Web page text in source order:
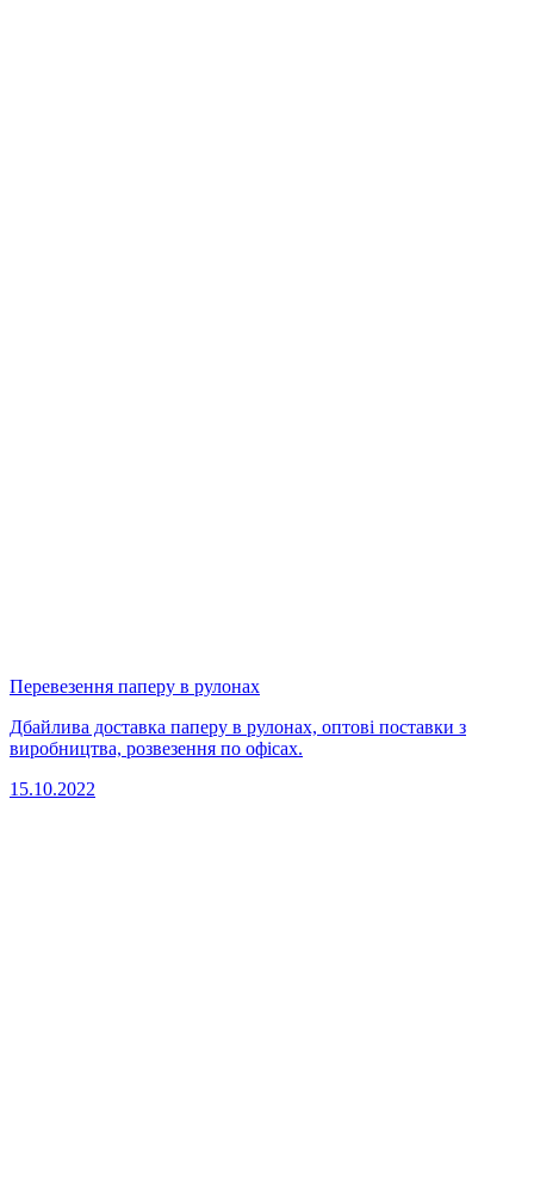
Перевезення паперу в рулонах
Дбайлива доставка паперу в рулонах, оптові поставки з
виробництва, розвезення по офісах.
15.10.2022